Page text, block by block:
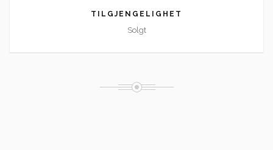
TILGJENGELIGHET
Solgt